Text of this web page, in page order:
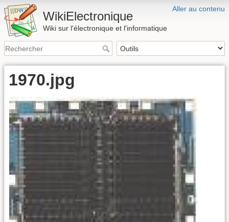
Aller au contenu
WikiElectronique
Wiki sur l'électronique et l'informatique
1970.jpg